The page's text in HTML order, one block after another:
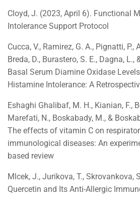
Cloyd, J. (2023, April 6). Functional
Intolerance Support Protocol
Cucca, V., Ramirez, G. A., Pignatti, P.,
Breda, D., Burastero, S. E., Dagna, L.,
Basal Serum Diamine Oxidase
Histamine Intolerance: A
Eshaghi Ghalibaf, M. H., Kianian, F.,
Marefati, N., Boskabady, M., &
The effects of vitamin C on
immunological diseases: An
based review
Mlcek, J., Jurikova, T., Skrovankova,
Quercetin and Its Anti-Allergic